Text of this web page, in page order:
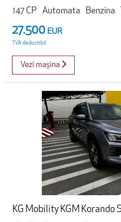
147 CP
Automata Benzina
27.500 EUR
TVA deductibil
Vezi mașina
KG Mobility KGM Korando